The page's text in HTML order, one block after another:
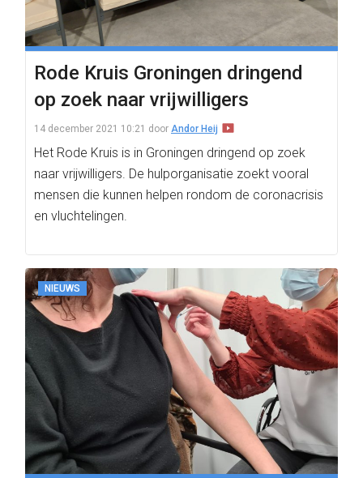
Rode Kruis Groningen dringend
op zoek naar vrijwilligers
14 december 2021 10:21 door Andor Heij
Het Rode Kruis is in Groningen dringend op zoek
naar vrijwilligers. De hulporganisatie zoekt vooral
mensen die kunnen helpen rondom de coronacrisis
en vluchtelingen.
NIEUWS